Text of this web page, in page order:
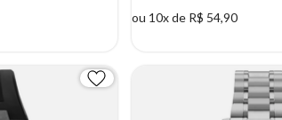
ou 10x de R$ 54,90